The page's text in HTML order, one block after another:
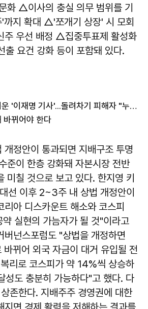
화 △이사의 충실 의무 범위를 기
까지 확대 △'쪼개기 상장' 시 모회
주 우선 배정 △집중투표제 활성화
요건 강화 등이 포함돼 있다.
악플러 저격하며 띄운 '이재명 기사'...돌려차기 피해자 "누가 안 읽었나 보라"
바뀌어야 한다
개정안이 통과되면 지배구조 투명
준이 한층 강화돼 자본시장 전반
미칠 것으로 보고 있다. 한지영 키
선 이후 2~3주 내 상법 개정안이
리아 디스카운트 해소와 코스피
실현의 가늠자가 될 것"이라고
버넌스포럼도 "상법을 개정하면
뀌어 외국 자금이 대거 유입될 전
리로 코스피가 약 14%씩 상승하
도 충분히 가능하다"고 했다. 다
존한다. 지배주주 경영권에 대한